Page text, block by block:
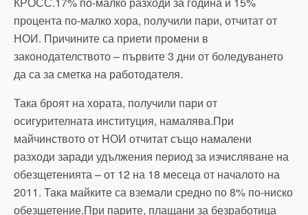
процента по-малко хора, получили пари, отчитат от
НОИ. Причините са приети промени в
законодателството – първите 3 дни от боледуването
да са за сметка на работодателя.
Така броят на хората, получили пари от
осигурителната институция, намалява.При
майчинството от НОИ отчитат също намалени
разходи заради удължения период за изчисляване на
обезщетенията – от 12 на 18 месеца от началото на
2011. Така майките са вземали средно по 8% по-ниско
обезщетение.При парите, плащани за безработица